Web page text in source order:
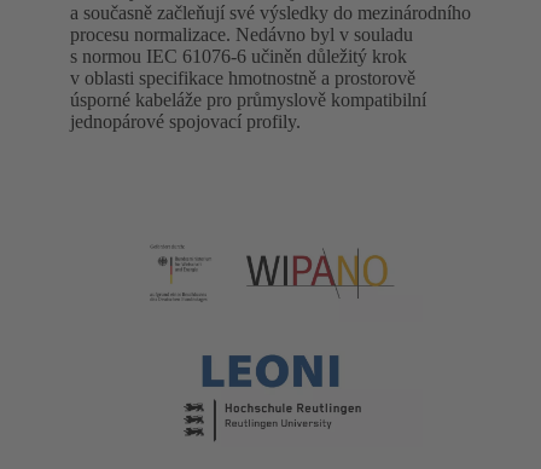
a současně začleňují své výsledky do mezinárodního
procesu normalizace. Nedávno byl v souladu
s normou IEC 61076-6 učiněn důležitý krok
v oblasti specifikace hmotnostně a prostorově
úsporné kabeláže pro průmyslově kompatibilní
jednopárové spojovací profily.